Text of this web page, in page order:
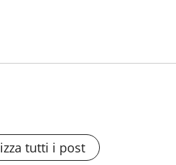
tutti i post